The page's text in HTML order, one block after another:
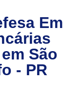
Em
São
- PR